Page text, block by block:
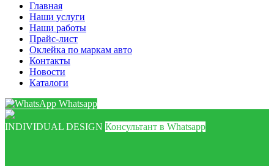
Главная
Наши услуги
Наши работы
Прайс-лист
Оклейка по маркам авто
Контакты
Новости
Каталоги
Whatsapp
INDIVIDUAL DESIGN Консультант в Whatsapp